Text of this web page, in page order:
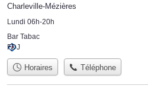
Charleville-Mézières
Lundi 06h-20h
Bar Tabac
FDJ
Horaires Téléphone